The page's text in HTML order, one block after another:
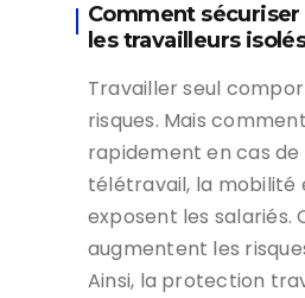
Comment
les travailleurs
Travailler seul
risques. Mais
rapidement en cas de
télétravail, la mobilité
exposent les salariés.
augmentent les
Ainsi, la protection